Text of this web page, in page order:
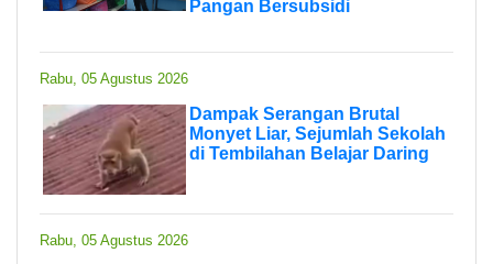
Pangan Bersubsidi
Rabu, 05 Agustus 2026
Dampak Serangan Brutal
Monyet Liar, Sejumlah Sekolah
di Tembilahan Belajar Daring
Rabu, 05 Agustus 2026